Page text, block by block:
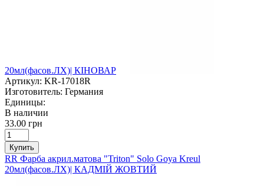
20мл(фасов.ЛХ)| КІНОВАР
Артикул: KR-17018R
Изготовитель: Германия
Единицы:
В наличии
33.00 грн
Купить
RR Фарба акрил.матова "Triton" Solo Goya Kreul
20мл(фасов.ЛХ)| КАДМІЙ ЖОВТИЙ